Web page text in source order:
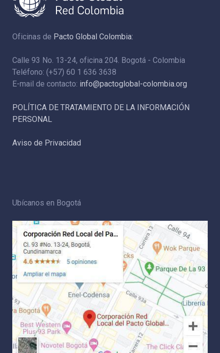
Oficinas de Pacto Global Colombia:
Calle 93 No. 13-24, oficina 204. Bogotá - Colombia
Teléfono: (+57) 60 1 636 3638
E-mail de contacto: info@pactoglobal-colombia.org
POLÍTICA DE TRATAMIENTO DE LA INFORMACIÓN
PERSONAL
Aviso de Privacidad
Ubícanos en Bogotá